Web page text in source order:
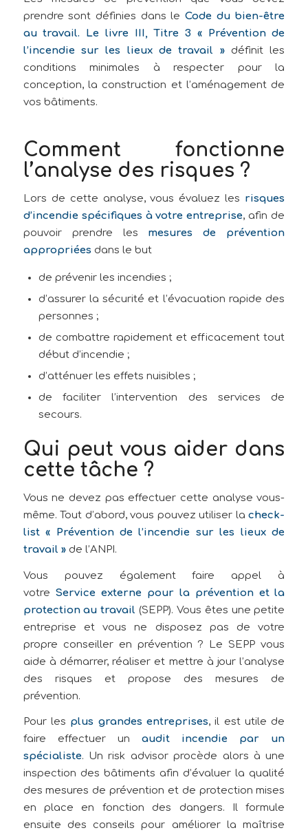
prendre sont définies dans leCode du bien-être
au travail. Le livre III, Titre 3 « Prévention de
l’incendie sur les lieux de travail »définit les
conditions minimales à respecter pour la
conception, la construction et l’aménagement de
vos bâtiments.
Comment fonctionne
l’analyse des risques ?
Lors de cette analyse, vous évaluez les risques
d’incendie spécifiques à votre entreprise, afin de
pouvoir prendre les mesures de prévention
appropriéesdans le but
de prévenir les incendies ;
d’assurer la sécurité et l’évacuation rapide des
personnes ;
de combattre rapidement et efficacement tout
début d’incendie ;
d’atténuer les effets nuisibles ;
de faciliter l’intervention des services de
secours.
Qui peut vous aider dans
cette tâche ?
Vous ne devez pas effectuer cette analyse vous-
même. Tout d’abord, vous pouvez utiliser lacheck-
list « Prévention de l’incendie sur les lieux de
travail »de l’ANPI.
Vous pouvez également faire appel à
votre Service externe pour la prévention et la
protection au travail (SEPP). Vous êtes une petite
entreprise et vous ne disposez pas de votre
propre conseiller en prévention ? Le SEPP vous
aide à démarrer, réaliser et mettre à jour l’analyse
des risques et propose des mesures de
prévention.
Pour les plus grandes entreprises, il est utile de
faire effectuer un audit incendie par un
spécialiste. Un risk advisor procède alors à une
inspection des bâtiments afin d’évaluer la qualité
des mesures de prévention et de protection mises
en place en fonction des dangers. Il formule
ensuite des conseils pour améliorer la maîtrise